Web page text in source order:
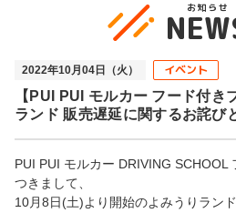
お知らせ
2022年10月04日（火）
イベント
【PUI PUI モルカー フード付き
ランド 販売遅延に関するお詫び
PUI PUI モルカー DRIVING SCHOOL
つきまして、
10月8日(土)より開始のよみうりラン